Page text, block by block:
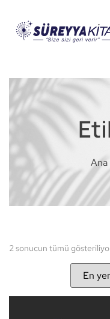
Ana
2 sonucun tümü